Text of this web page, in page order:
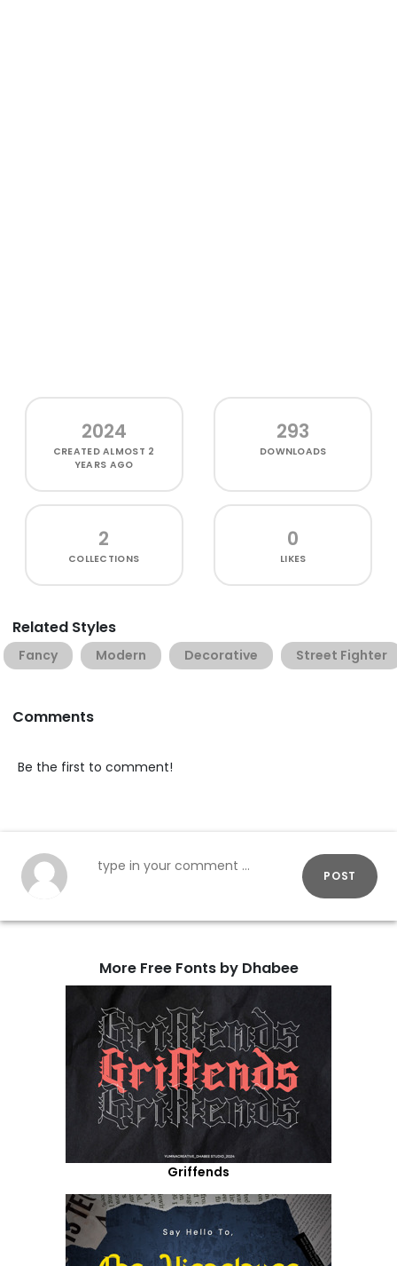
2024
CREATEDALMOST 2
YEARS AGO
293
DOWNLOADS
2
COLLECTIONS
0
LIKES
Related Styles
Fancy Modern Decorative Street Fighter
Comments
Be the first to comment!
POST
More Free Fonts by Dhabee
Griffends